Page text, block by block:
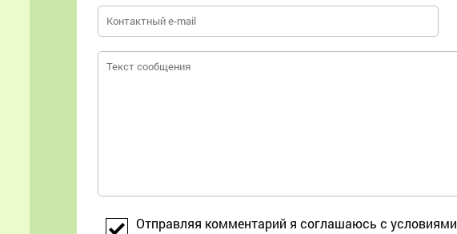
Отправляя комментарий я соглашаюсь с условиями